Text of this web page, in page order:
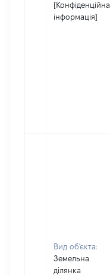
[Конфіденційна
інформація]
Вид об'єкта:
Земельна
ділянка